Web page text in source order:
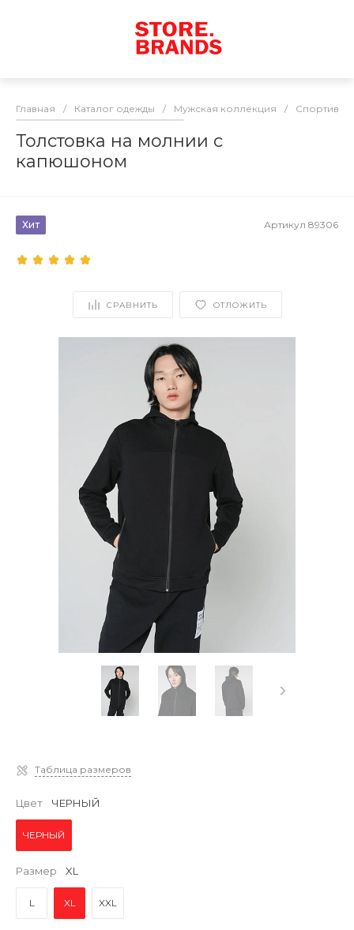
Главная / Каталог одежды / Мужская коллекция /
Толстовка на молнии с
капюшоном
Хит Артикул 89306
СРАВНИТЬ ОТЛОЖИТЬ
Таблица размеров
Цвет ЧЕРНЫЙ
ЧЕРНЫЙ
Размер XL
L XL XXL